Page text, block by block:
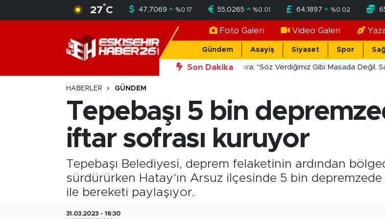
27°C 47,7069 %0.17 55,0265 %0.01 64,1897 %0.02
Foto Galeri Video Galeri
Gündem Asayiş Siyaset Spor
Son Dakika
20:56Okan Yücekara: "Söz Verdiğimiz Gibi Masada Değil,
HABERLER GÜNDEM
Tepebaşı 5 bin
iftar sofrası kuruyor
Tepebaşı Belediyesi, deprem felaketinin ardından
sürdürürken Hatay’ın Arsuz ilçesinde 5 bin
ile bereketi paylaşıyor.
31.03.2023 - 16:30
Nöbetçi Eczaneler
Hava Durumu
Trafik Durumu
Süper Lig Puan Durumu ve Fikstür
Tüm Manşetler
Son Dakika Haberleri
Haber Arşivi